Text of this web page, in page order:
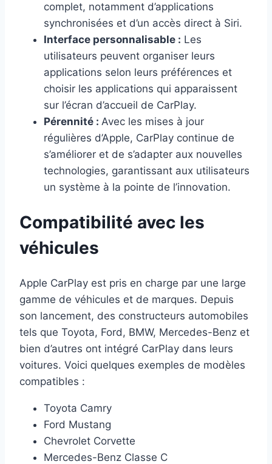
complet, notamment d’applications
synchronisées et d’un accès direct à Siri.
Interface personnalisable : Les
utilisateurs peuvent organiser leurs
applications selon leurs préférences et
choisir les applications qui apparaissent
sur l’écran d’accueil de CarPlay.
Pérennité : Avec les mises à jour
régulières d’Apple, CarPlay continue de
s’améliorer et de s’adapter aux nouvelles
technologies, garantissant aux utilisateurs
un système à la pointe de l’innovation.
Compatibilité avec les
véhicules
Apple CarPlay est pris en charge par une large
gamme de véhicules et de marques. Depuis
son lancement, des constructeurs automobiles
tels que Toyota, Ford, BMW, Mercedes-Benz et
bien d’autres ont intégré CarPlay dans leurs
voitures. Voici quelques exemples de modèles
compatibles :
Toyota Camry
Ford Mustang
Chevrolet Corvette
Mercedes-Benz Classe C